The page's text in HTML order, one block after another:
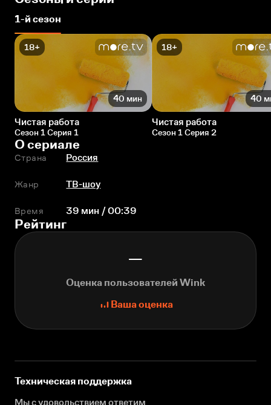
1-й сезон
18+
40 мин
Чистая работа
Сезон 1 Серия 1
18+
40
Чистая работа
Сезон 1 Серия 2
О сериале
Страна Россия
Жанр ТВ-шоу
Время 39 мин / 00:39
Рейтинг
—
Оценка пользователей Wink
Ваша оценка
Техническая поддержка
Мы с удовольствием ответим